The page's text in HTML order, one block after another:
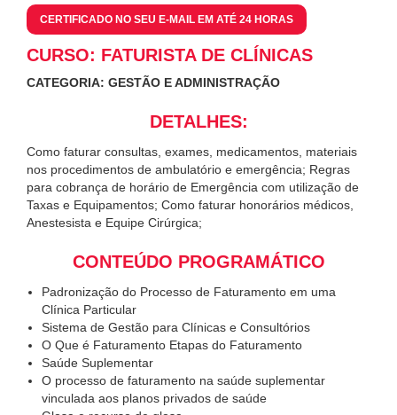
CERTIFICADO NO SEU E-MAIL EM ATÉ 24 HORAS
CURSO: FATURISTA DE CLÍNICAS
CATEGORIA: GESTÃO E ADMINISTRAÇÃO
DETALHES:
Como faturar consultas, exames, medicamentos, materiais
nos procedimentos de ambulatório e emergência; Regras
para cobrança de horário de Emergência com utilização de
Taxas e Equipamentos; Como faturar honorários médicos,
Anestesista e Equipe Cirúrgica;
CONTEÚDO PROGRAMÁTICO
Padronização do Processo de Faturamento em uma
Clínica Particular
Sistema de Gestão para Clínicas e Consultórios
O Que é Faturamento Etapas do Faturamento
Saúde Suplementar
O processo de faturamento na saúde suplementar
vinculada aos planos privados de saúde